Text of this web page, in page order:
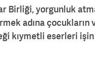
Birliği, yorgunluk
adına
kıymetli eserleri